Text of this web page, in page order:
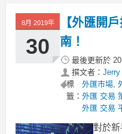
（保
8月 2019年
30
【外匯開
南！
最後更新於
撰文者： Jerry
標
籤：
外匯市場,
外匯 交易
外匯 交易
對於